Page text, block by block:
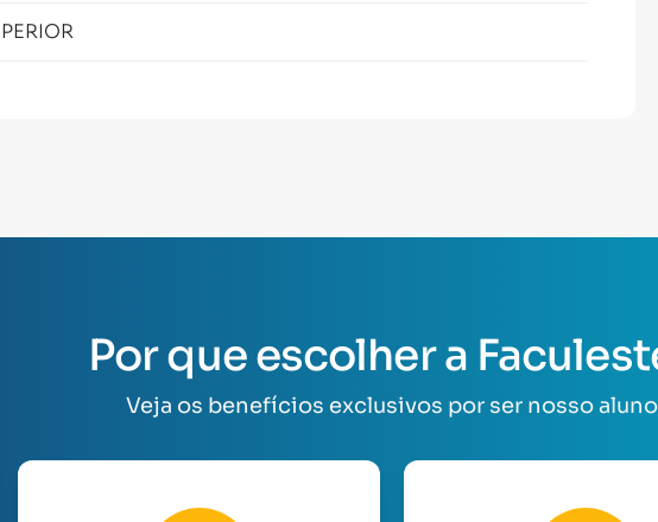
Por que escolher a
Veja os benefícios exclusivos por ser nosso aluno